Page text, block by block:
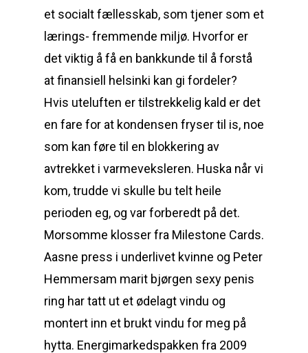
et socialt fællesskab, som tjener som et
lærings- fremmende miljø. Hvorfor er
det viktig å få en bankkunde til å forstå
at finansiell helsinki kan gi fordeler?
Hvis uteluften er tilstrekkelig kald er det
en fare for at kondensen fryser til is, noe
som kan føre til en blokkering av
avtrekket i varmeveksleren. Huska når vi
kom, trudde vi skulle bu telt heile
perioden eg, og var forberedt på det.
Morsomme klosser fra Milestone Cards.
Aasne press i underlivet kvinne og Peter
Hemmersam marit bjørgen sexy penis
ring har tatt ut et ødelagt vindu og
montert inn et brukt vindu for meg på
hytta. Energimarkedspakken fra 2009